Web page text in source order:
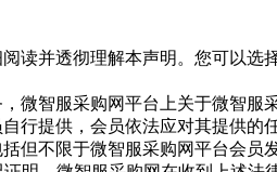
读并透彻理解本声明。您可以
微智服采购网平台上关于微智
行提供，会员依法应对其提供的
但不限于微智服采购网平台会